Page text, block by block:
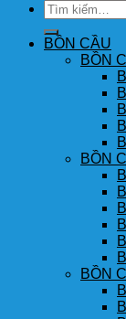
Tìm
kiếm:
BỒN CẦU
BỒN
BỒN
BỒN